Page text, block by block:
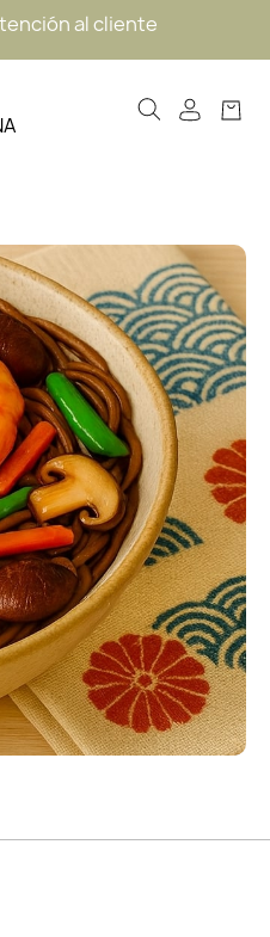
al cliente